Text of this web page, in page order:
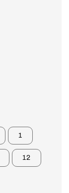
1
12